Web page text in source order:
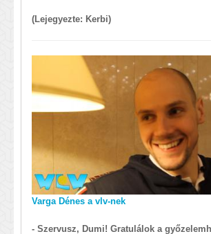
(Lejegyezte: Kerbi)
Varga Dénes a vlv-nek
- Szervusz, Dumi! Gratulálok a